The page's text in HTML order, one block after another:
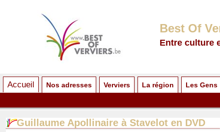
Best Of
Entre culture
Accueil Nos adresses Verviers La région Les Gens
Guillaume Apollinaire à Stavelot en DVD